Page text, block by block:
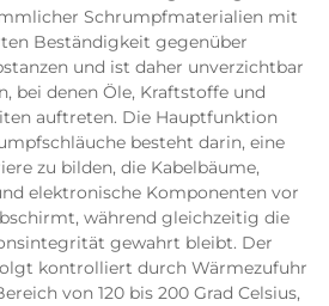
Schrumpfmaterialien mit
Beständigkeit gegenüber
und ist daher unverzichtbar
bei denen Öle, Kraftstoffe und
auftreten. Die Hauptfunktion
besteht darin, eine
zu bilden, die Kabelbäume,
elektronische Komponenten vor
während gleichzeitig die
gewahrt bleibt. Der
kontrolliert durch Wärmezufuhr
von 120 bis 200 Grad Celsius,